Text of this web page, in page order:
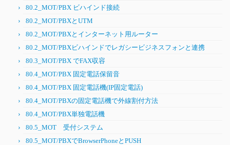
80.2_MOT/PBX ビハインド接続
80.2_MOT/PBXとUTM
80.2_MOT/PBXとインターネット用ルーター
80.2_MOT/PBXビハインドでレガシービジネスフォンと連携
80.3_MOT/PBX でFAX収容
80.4_MOT/PBX 固定電話保留音
80.4_MOT/PBX 固定電話機(IP固定電話)
80.4_MOT/PBXの固定電話機で外線割付方法
80.4_MOT/PBX単独電話機
80.5_MOT 受付システム
80.5_MOT/PBXでBrowserPhoneとPUSH